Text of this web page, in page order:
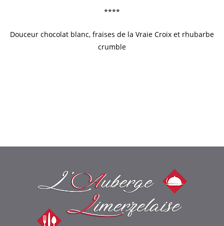
****
Douceur chocolat blanc, fraises de la Vraie Croix et rhubarbe
crumble